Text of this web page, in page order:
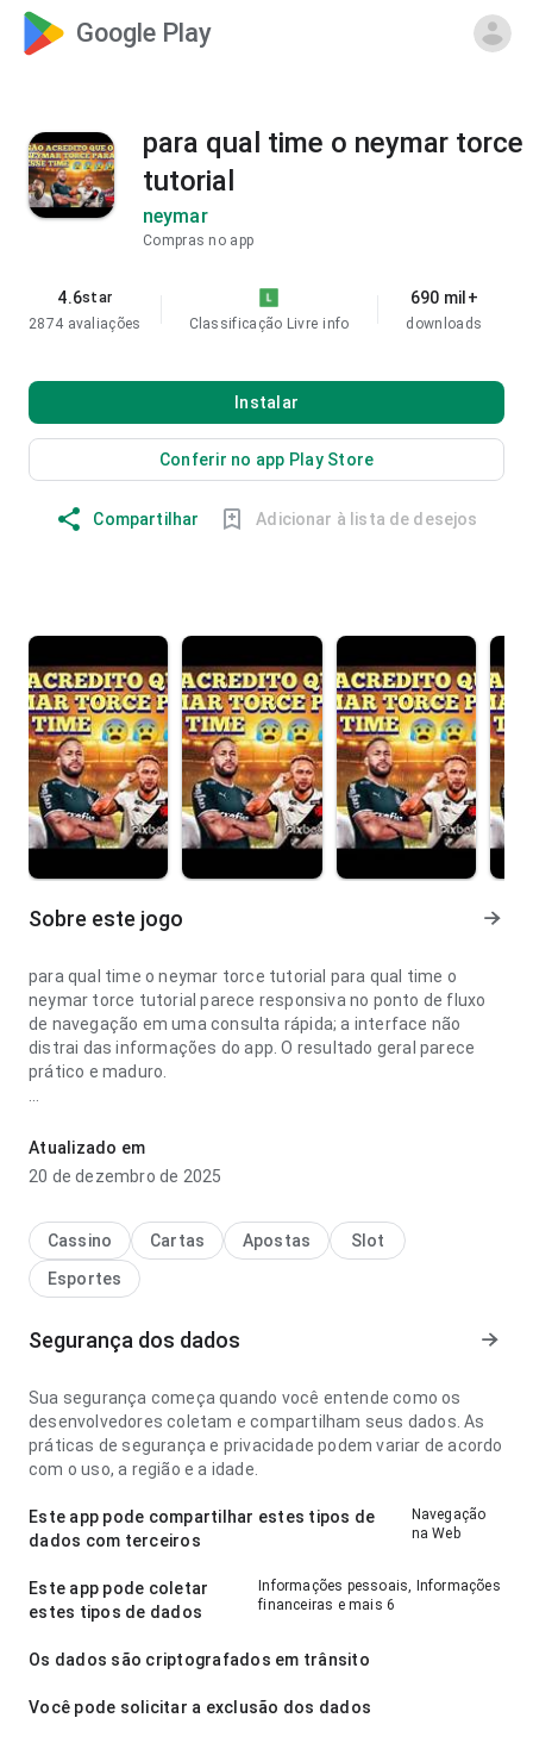
Google Play
para qual time o neymar torce
tutorial
neymar
Compras no app
4.6star
2874 avaliações
Classificação Livre info
690 mil+
downloads
Instalar
Conferir no app Play Store
Compartilhar Adicionar à lista de desejos
Sobre este jogo
para qual time o neymar torce tutorial para qual time o
neymar torce tutorial parece responsiva no ponto de fluxo
de navegação em uma consulta rápida; a interface não
distrai das informações do app. O resultado geral parece
prático e maduro.
ponto de fluxo de navegação ao alternar detalhes; a
experiência evita passos desnecessários. Esse cuidado nos
Atualizado em
20 de dezembro de 2025
Cassino Cartas Apostas
Slot
Esportes
Segurança dos dados
Sua segurança começa quando você entende como os
desenvolvedores coletam e compartilham seus dados. As
práticas de segurança e privacidade podem variar de acordo
com o uso, a região e a idade.
Este app pode compartilhar estes tipos de
dados com terceiros
Navegação
na Web
Este app pode coletar
estes tipos de dados
Informações pessoais, Informações
financeiras e mais 6
Os dados são criptografados em trânsito
Você pode solicitar a exclusão dos dados